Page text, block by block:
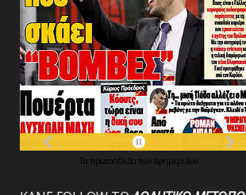
Τα πρωτοσέλιδα των εφημερίδων